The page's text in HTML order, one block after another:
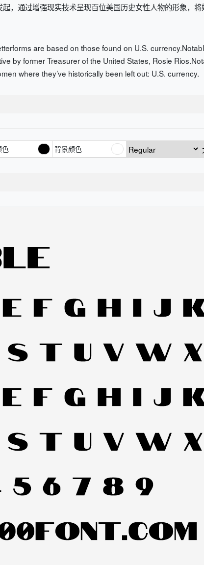
，通过增强现实技术呈现百位美国历史女性人物的形象，
are based on those found on U.S.
by former Treasurer of the United States, Rosie
where they’ve historically been left out: U.S. currency.
色 背景颜色